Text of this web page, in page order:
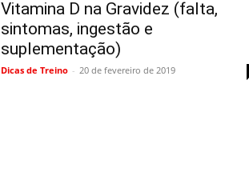
Vitamina D na Gravidez (falta,
sintomas, ingestão e
suplementação)
Dicas de Treino - 20 de fevereiro de 2019